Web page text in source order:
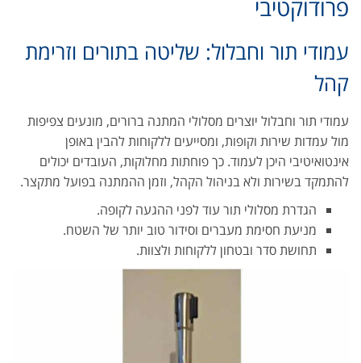
פרודוקטיבי
עמודי תור וחבלול: שליטה בתורים וזרימת
קהל
עמודי תור וחבלול יוצרים מסלולי המתנה ברורים, מונעים צפיפות
מול עמדות שירות וקופות, ומסייעים ללקוחות להבין באופן
אינטואיטיבי היכן לעמוד. כך פוחתות מחלוקות, העובדים יכולים
להתמקד בשירות ולא בניהול הקהל, וזמן ההמתנה בפועל מתקצר.
הגדרת מסלולי תור עוד לפני ההגעה לקופה.
מניעת חסימת מעברים וסידור טוב יותר של השטח.
תחושת סדר ובטחון ללקוחות ולצוות.